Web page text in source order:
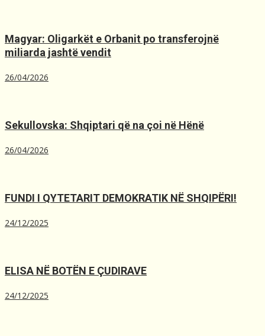
Magyar: Oligarkët e Orbanit po transferojnë
miliarda jashtë vendit
26/04/2026
Sekullovska: Shqiptari që na çoi në Hënë
26/04/2026
FUNDI I QYTETARIT DEMOKRATIK NË SHQIPËRI!
24/12/2025
ELISA NË BOTËN E ÇUDIRAVE
24/12/2025